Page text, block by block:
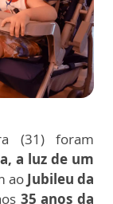
(31) foram
a luz de um
ao Jubileu da
35 anos da